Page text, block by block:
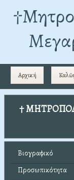
Αρχική
†
Βιογραφικό
Προσωπικότητα